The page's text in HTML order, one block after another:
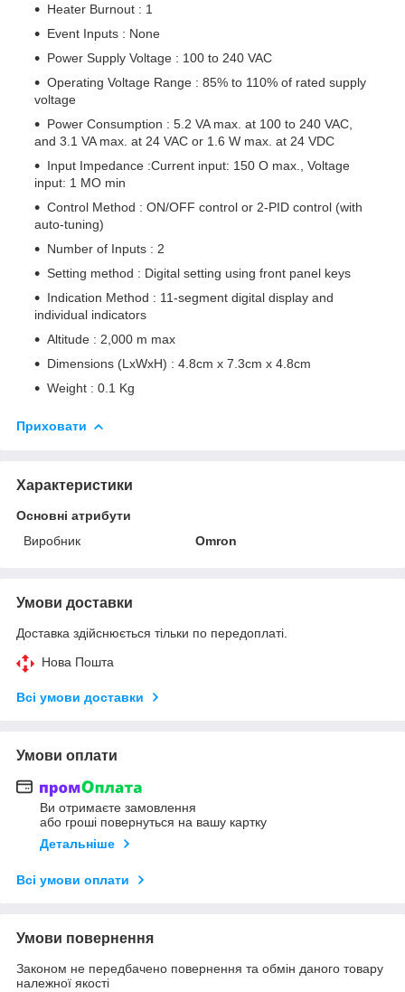
Heater Burnout : 1
Event Inputs : None
Power Supply Voltage : 100 to 240 VAC
Operating Voltage Range : 85% to 110% of rated supply
voltage
Power Consumption : 5.2 VA max. at 100 to 240 VAC,
and 3.1 VA max. at 24 VAC or 1.6 W max. at 24 VDC
Input Impedance :Current input: 150 O max., Voltage
input: 1 MO min
Control Method : ON/OFF control or 2-PID control (with
auto-tuning)
Number of Inputs : 2
Setting method : Digital setting using front panel keys
Indication Method : 11-segment digital display and
individual indicators
Altitude : 2,000 m max
Dimensions (LxWxH) : 4.8cm x 7.3cm x 4.8cm
Weight : 0.1 Kg
Приховати
Характеристики
Основні атрибути
Виробник
Omron
Умови доставки
Доставка здійснюється тільки по передоплаті.
Нова Пошта
Всі умови доставки
Умови оплати
Ви отримаєте замовлення
або гроші повернуться на вашу картку
Детальніше
Всі умови оплати
Умови повернення
Законом не передбачено повернення та обмін даного товару
належної якості